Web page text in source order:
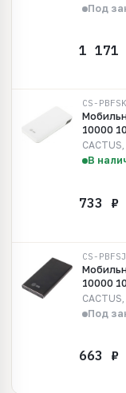
Под
CS-
10000
В
CS-
10000
Под